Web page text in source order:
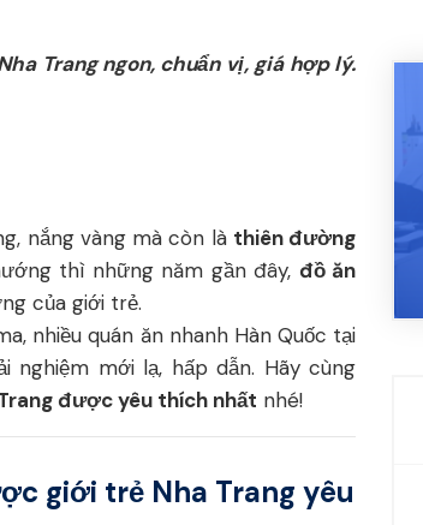
Trang ngon, chuẩn vị, giá hợp lý.
nắng vàng mà còn là thiên đường
thì những năm gần đây, đồ ăn
của giới trẻ.
nhiều quán ăn nhanh Hàn Quốc tại
mới lạ, hấp dẫn. Hãy cùng
được yêu thích nhất nhé!
giới trẻ Nha Trang yêu